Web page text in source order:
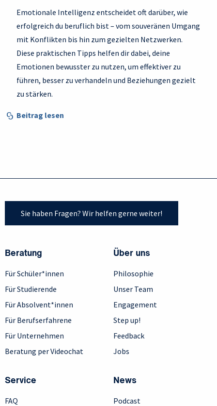
Emotionale Intelligenz entscheidet oft darüber, wie
erfolgreich du beruflich bist – vom souveränen Umgang
mit Konflikten bis hin zum gezielten Netzwerken.
Diese praktischen Tipps helfen dir dabei, deine
Emotionen bewusster zu nutzen, um effektiver zu
führen, besser zu verhandeln und Beziehungen gezielt
zu stärken.
Beitrag lesen
Sie haben Fragen? Wir helfen gerne weiter!
Beratung
Für Schüler*innen
Für Studierende
Für Absolvent*innen
Für Berufserfahrene
Für Unternehmen
Beratung per Videochat
Über uns
Philosophie
Unser Team
Engagement
Step up!
Feedback
Jobs
Service
FAQ
News
Podcast